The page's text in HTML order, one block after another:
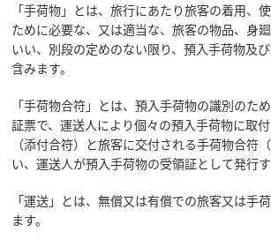
「手荷物」とは、旅行にあたり旅客の着用、
ために必要な、又は適当な、旅客の物品、身
いい、別段の定めのない限り、預入手荷物及
含みます。
「手荷物合符」とは、預入手荷物の識別のた
証票で、運送人により個々の預入手荷物に取
（添付合符）と旅客に交付される手荷物合符
い、運送人が預入手荷物の受領証として発行す
「運送」とは、無償又は有償での旅客又は手
ます。